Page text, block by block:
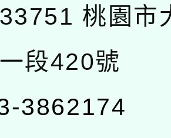
33751 桃園市
段420號
3862174